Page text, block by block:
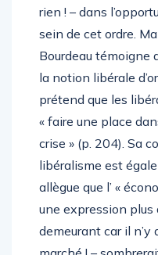
l’existence de cet
rien ! – dans
sein de cet ordre.
Bourdeau témoigne
la notion libérale
prétend que les
« faire une place
crise » (p. 204). Sa
libéralisme est
allègue que l’ «
une expression
demeurant car il n’y